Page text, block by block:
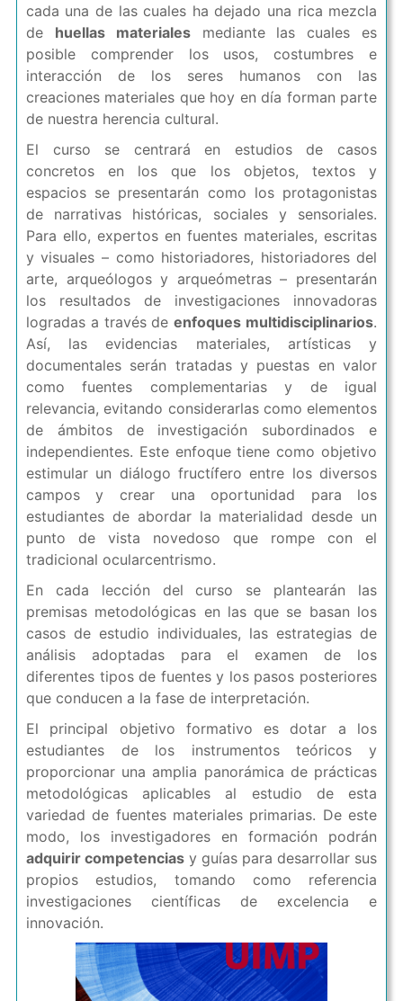
cada una de las cuales ha dejado una rica mezcla
de huellas materialesmediante las cuales es
posible comprender los usos, costumbres e
interacción de los seres humanos con las
creaciones materiales que hoy en día forman parte
de nuestra herencia cultural.
El curso se centrará en estudios de casos
concretos en los que los objetos, textos y
espacios se presentarán como los protagonistas
de narrativas históricas, sociales y sensoriales.
Para ello, expertos en fuentes materiales, escritas
y visuales – como historiadores, historiadores del
arte, arqueólogos y arqueómetras – presentarán
los resultados de investigaciones innovadoras
logradas a través deenfoques multidisciplinarios.
Así, las evidencias materiales, artísticas y
documentales serán tratadas y puestas en valor
como fuentes complementarias y de igual
relevancia, evitando considerarlas como elementos
de ámbitos de investigación subordinados e
independientes. Este enfoque tiene como objetivo
estimular un diálogo fructífero entre los diversos
campos y crear una oportunidad para los
estudiantes de abordar la materialidad desde un
punto de vista novedoso que rompe con el
tradicional ocularcentrismo.
En cada lección del curso se plantearán las
premisas metodológicas en las que se basan los
casos de estudio individuales, las estrategias de
análisis adoptadas para el examen de los
diferentes tipos de fuentes y los pasos posteriores
que conducen a la fase de interpretación.
El principal objetivo formativo es dotar a los
estudiantes de los instrumentos teóricos y
proporcionar una amplia panorámica de prácticas
metodológicas aplicables al estudio de esta
variedad de fuentes materiales primarias. De este
modo, los investigadores en formación podrán
adquirir competenciasy guías para desarrollar sus
propios estudios, tomando como referencia
investigaciones científicas de excelencia e
innovación.